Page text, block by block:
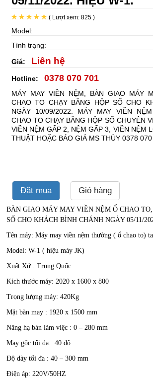
( Lượt xem: 825 )
Model:
Tình trạng:
Giá: Liên hệ
Hotline: 0378 070 701
MÁY MAY VIỀN NỆM, BÀN GIAO MÁY
CHAO TO CHẠY BẰNG HỘP SỐ CHO
NGÀY 10/09/2022. MÁY MAY VIỀN
CHAO TO CHẠY BẰNG HỘP SỐ CHUYÊN
VIỀN NỆM GẤP 2, NỆM GẤP 3, VIỀN NỆM
THUẬT HOẶC BÁO GIÁ MS THÙY 0378 070
Đặt mua Giỏ hàng
BÀN GIAO MÁY MAY VIỀN NỆM Ổ CHAO
SỐ CHO KHÁCH BÌNH CHÁNH NGÀY 05/11/
Tên máy: Máy may viền nệm thường ( ổ chao to)
Model: W-1 ( hiệu máy JK)
Xuất Xứ : Trung Quốc
Kích thước máy: 2020 x 1600 x 800
Trọng lượng máy: 420Kg
Mặt bàn may : 1920 x 1500 mm
Nâng hạ bàn làm việc : 0 – 280 mm
May gốc tối đa: 40 độ
Độ dày tối đa : 40 – 300 mm
Điện áp: 220V/50HZ